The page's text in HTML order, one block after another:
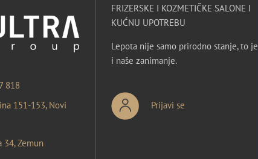
818
151-153, Novi
34, Zemun
FRIZERSKE I KOZMETIČKE SALONE I
KUĆNU UPOTREBU
Lepota nije samo prirodno stanje, to je
i naše zanimanje.
Prijavi se